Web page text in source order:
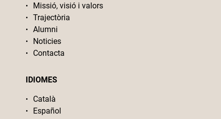
Missió, visió i valors
Trajectòria
Alumni
Noticies
Contacta
IDIOMES
Català
Español